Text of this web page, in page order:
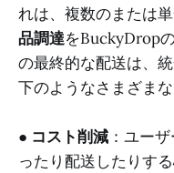
れは、複数のまたは
品調達をBuckyDrop
の最終的な配送は、
下のようなさまざま
● コスト削減 ：ユー
ったり配送したりす